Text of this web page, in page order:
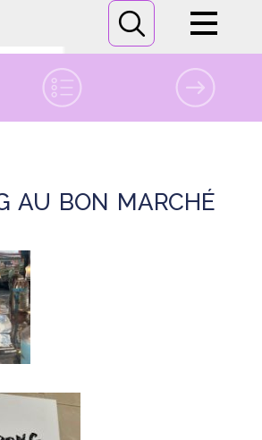
AU BON MARCHÉ